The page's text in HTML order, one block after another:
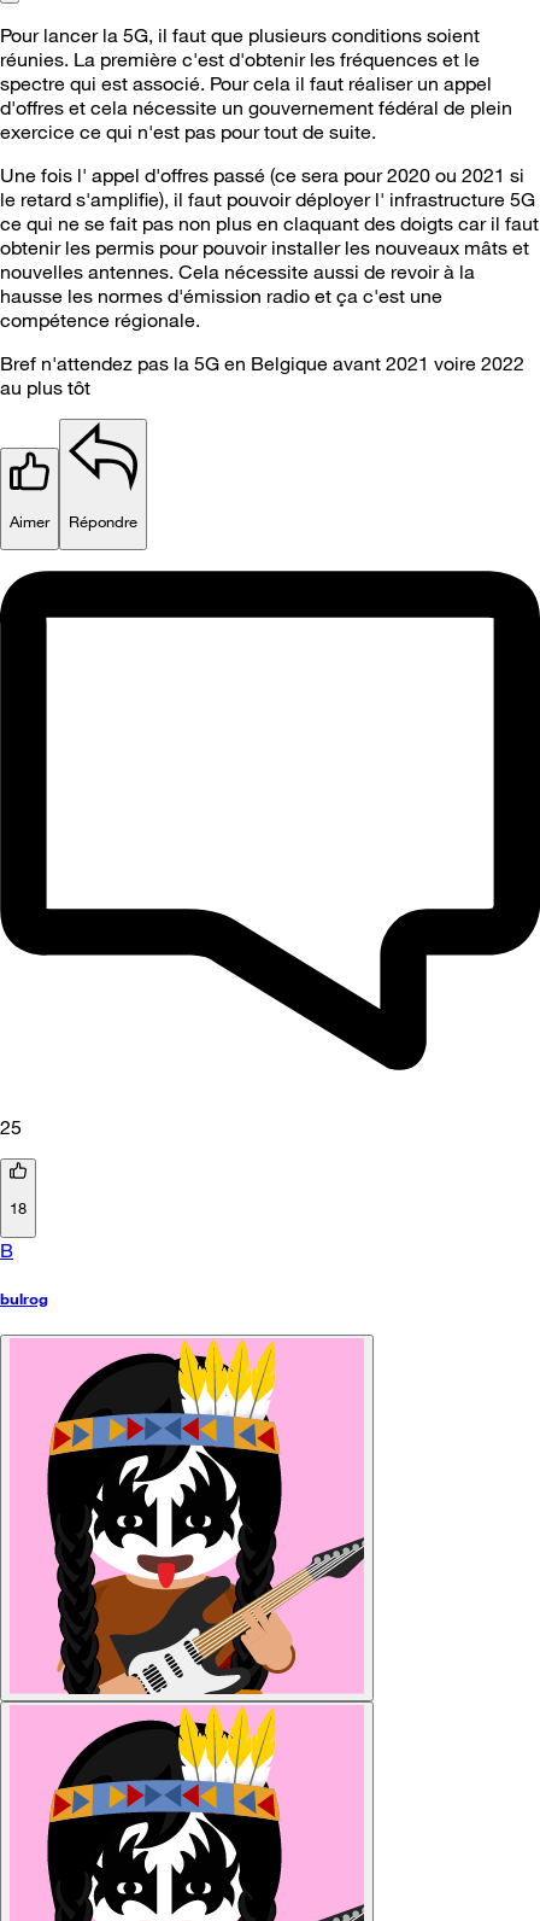
Pour lancer la 5G, il faut que plusieurs conditions soient
réunies. La première c'est d'obtenir les fréquences et le
spectre qui est associé. Pour cela il faut réaliser un appel
d'offres et cela nécessite un gouvernement fédéral de plein
exercice ce qui n'est pas pour tout de suite.
Une fois l' appel d'offres passé (ce sera pour 2020 ou 2021 si
le retard s'amplifie), il faut pouvoir déployer l' infrastructure 5G
ce qui ne se fait pas non plus en claquant des doigts car il faut
obtenir les permis pour pouvoir installer les nouveaux mâts et
nouvelles antennes. Cela nécessite aussi de revoir à la
hausse les normes d'émission radio et ça c'est une
compétence régionale.
Bref n'attendez pas la 5G en Belgique avant 2021 voire 2022
au plus tôt
Aimer Répondre
25
18
B
bulrog